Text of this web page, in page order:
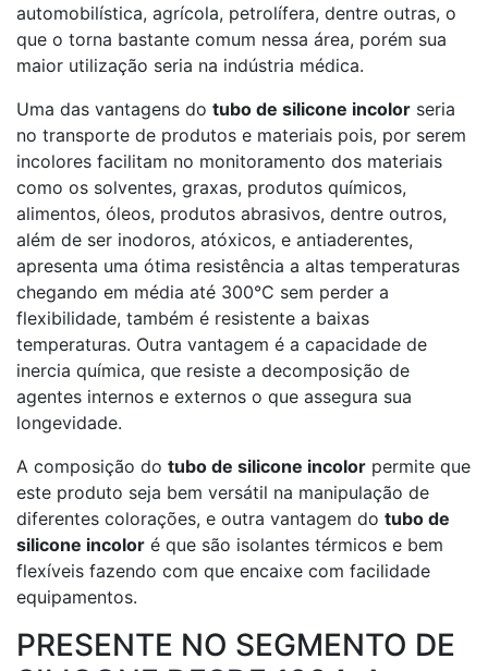
automobilística, agrícola, petrolífera, dentre outras, o
que o torna bastante comum nessa área, porém sua
maior utilização seria na indústria médica.
Uma das vantagens do tubo de silicone incolor seria
no transporte de produtos e materiais pois, por serem
incolores facilitam no monitoramento dos materiais
como os solventes, graxas, produtos químicos,
alimentos, óleos, produtos abrasivos, dentre outros,
além de ser inodoros, atóxicos, e antiaderentes,
apresenta uma ótima resistência a altas temperaturas
chegando em média até 300°C sem perder a
flexibilidade, também é resistente a baixas
temperaturas. Outra vantagem é a capacidade de
inercia química, que resiste a decomposição de
agentes internos e externos o que assegura sua
longevidade.
A composição do tubo de silicone incolor permite que
este produto seja bem versátil na manipulação de
diferentes colorações, e outra vantagem do tubo de
silicone incolor é que são isolantes térmicos e bem
flexíveis fazendo com que encaixe com facilidade
equipamentos.
PRESENTE NO SEGMENTO DE